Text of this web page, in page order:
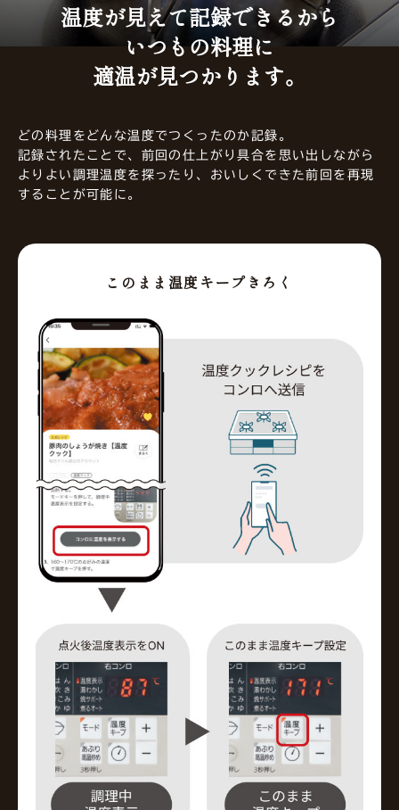
温度が見えて記録できるから
いつもの料理に
適温が見つかります。
どの料理をどんな温度でつくったのか記録。
記録されたことで、前回の仕上がり具合を思い出しながら
よりよい調理温度を探ったり、おいしくできた前回を再現
することが可能に。
このまま温度キープきろく